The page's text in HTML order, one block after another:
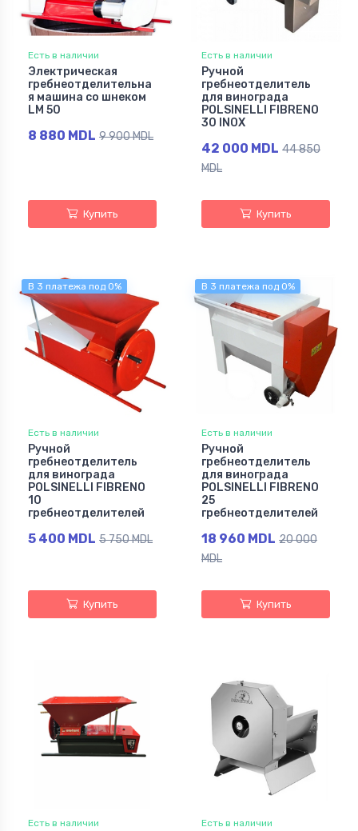
Есть в наличии
Электрическая
гребнеотделительна
я машина со шнеком
LM 50
8 880 MDL 9 900 MDL
Купить
Есть в наличии
Ручной
гребнеотделитель
для винограда
POLSINELLI FIBRENO
30 INOX
42 000 MDL 44 850
MDL
Купить
В 3 платежа под 0%
Есть в наличии
Ручной
гребнеотделитель
для винограда
POLSINELLI FIBRENO
10
гребнеотделителей
5 400 MDL 5 750 MDL
Купить
В 3 платежа под 0%
Есть в наличии
Ручной
гребнеотделитель
для винограда
POLSINELLI FIBRENO
25
гребнеотделителей
18 960 MDL 20 000
MDL
Купить
Есть в наличии Есть в наличии